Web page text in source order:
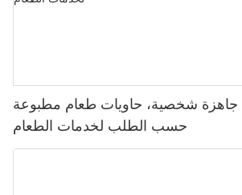
جاهزة شخصية، حاويات طعام مطبوعة
حسب الطلب لخدمات الطعام